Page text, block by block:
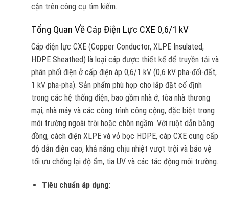
cận trên công cụ tìm kiếm.
Tổng Quan Về Cáp Điện Lực CXE 0,6/1 kV
Cáp điện lực CXE (Copper Conductor, XLPE Insulated,
HDPE Sheathed) là loại cáp được thiết kế để truyền tải và
phân phối điện ở cấp điện áp 0,6/1 kV (0,6 kV pha-đối-đất,
1 kV pha-pha). Sản phẩm phù hợp cho lắp đặt cố định
trong các hệ thống điện, bao gồm nhà ở, tòa nhà thương
mại, nhà máy và các công trình công cộng, đặc biệt trong
môi trường ngoài trời hoặc chôn ngầm. Với ruột dẫn bằng
đồng, cách điện XLPE và vỏ bọc HDPE, cáp CXE cung cấp
độ dẫn điện cao, khả năng chịu nhiệt vượt trội và bảo vệ
tối ưu chống lại độ ẩm, tia UV và các tác động môi trường.
Tiêu chuẩn áp dụng: